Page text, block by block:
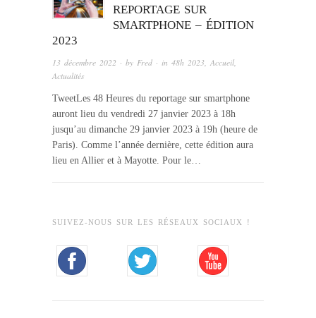
REPORTAGE SUR
SMARTPHONE – ÉDITION
2023
13 décembre 2022 · by Fred · in 48h 2023, Accueil,
Actualités
TweetLes 48 Heures du reportage sur smartphone
auront lieu du vendredi 27 janvier 2023 à 18h
jusqu’au dimanche 29 janvier 2023 à 19h (heure de
Paris). Comme l’année dernière, cette édition aura
lieu en Allier et à Mayotte. Pour le…
SUIVEZ-NOUS SUR LES RÉSEAUX SOCIAUX !